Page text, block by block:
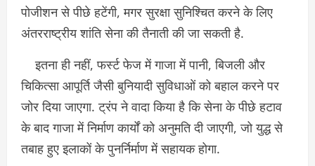
पोजीशन से पीछे हटेंगी, मगर सुरक्षा सुनिश्चित करने के लिए
अंतरराष्ट्रीय शांति सेना की तैनाती की जा सकती है.
इतना ही नहीं, फर्स्ट फेज में गाजा में पानी, बिजली और
चिकित्सा आपूर्ति जैसी बुनियादी सुविधाओं को बहाल करने पर
जोर दिया जाएगा. ट्रंप ने वादा किया है कि सेना के पीछे हटाव
के बाद गाजा में निर्माण कार्यों को अनुमति दी जाएगी, जो युद्ध से
तबाह हुए इलाकों के पुनर्निर्माण में सहायक होगा.